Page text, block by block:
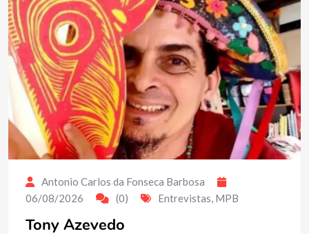
Antonio Carlos da Fonseca Barbosa
06/08/2026
(0) Entrevistas, MPB
Tony Azevedo